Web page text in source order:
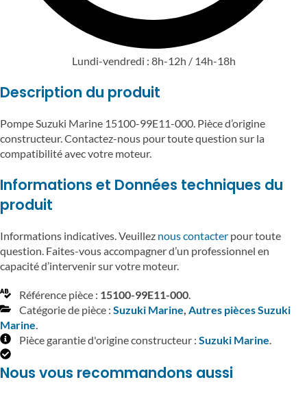
Lundi-vendredi : 8h-12h / 14h-18h
Description du produit
Pompe Suzuki Marine 15100-99E11-000. Pièce d’origine
constructeur. Contactez-nous pour toute question sur la
compatibilité avec votre moteur.
Informations et Données techniques du
produit
Informations indicatives. Veuillez nous contacter pour toute
question. Faites-vous accompagner d’un professionnel en
capacité d’intervenir sur votre moteur.
Référence pièce : 15100-99E11-000.
Catégorie de pièce : Suzuki Marine, Autres pièces Suzuki
Marine.
Pièce garantie d'origine constructeur : Suzuki Marine.
Nous vous recommandons aussi